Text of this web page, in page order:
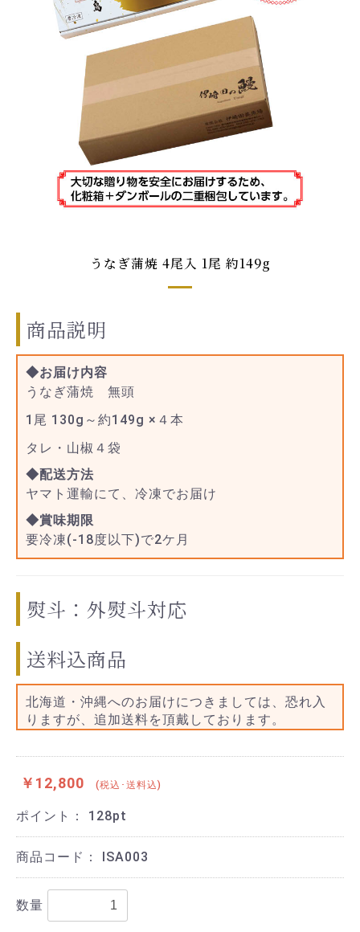
うなぎ蒲焼 4尾入 1尾 約149g
商品説明
◆お届け内容
うなぎ蒲焼 無頭
1尾 130g～約149g ×４本
タレ・山椒４袋
◆配送方法
ヤマト運輸にて、冷凍でお届け
◆賞味期限
要冷凍(-18度以下)で2ケ月
熨斗：外熨斗対応
送料込商品
北海道・沖縄へのお届けにつきましては、恐れ入
りますが、追加送料を頂戴しております。
￥12,800 (税込･送料込)
ポイント： 128pt
商品コード： ISA003
数量